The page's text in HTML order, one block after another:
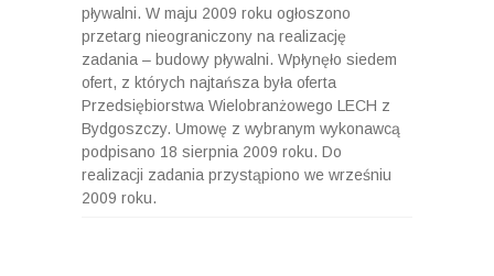
pływalni. W maju 2009 roku ogłoszono
przetarg nieograniczony na realizację
zadania – budowy pływalni. Wpłynęło siedem
ofert, z których najtańsza była oferta
Przedsiębiorstwa Wielobranżowego LECH z
Bydgoszczy. Umowę z wybranym wykonawcą
podpisano 18 sierpnia 2009 roku. Do
realizacji zadania przystąpiono we wrześniu
2009 roku.